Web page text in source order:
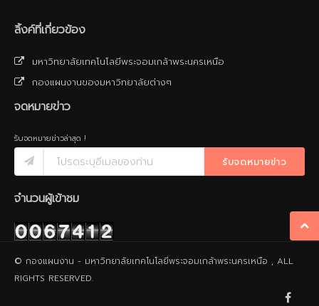
ลิ้งค์ที่เกี่ยวข้อง
มหาวิทยาลัยเทคโนโลยีพระจอมเกล้าพระนครเหนือ
กองแผนงานของมหาวิทยาลัยต่างๆ
จดหมายข่าว
รับจดหมายข่าวล่าสุด !
รับจดหมายข่าว
จำนวนผู้เข้าชม
© กองแผนงาน - มหาวิทยาลัยเทคโนโลยีพระจอมเกล้าพระนครเหนือ , ALL
RIGHTS RESERVED.